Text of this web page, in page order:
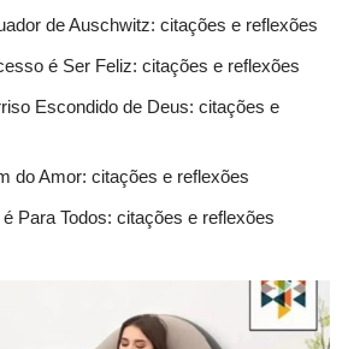
de Auschwitz: citações e reflexões
é Ser Feliz: citações e reflexões
Escondido de Deus: citações e
do Amor: citações e reflexões
Para Todos: citações e reflexões